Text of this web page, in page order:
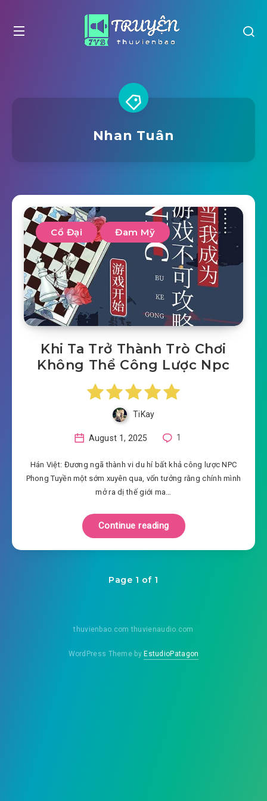
Nhan Tuân
Cổ Đại Đam Mỹ
Khi Ta Trở Thành Trò Chơi
Không Thể Công Lược Npc
TiKay
August 1, 2025 1
Hán Việt: Đương ngã thành vi du hí bất khả công lược NPC
Phong Tuyền một sớm xuyên qua, vốn tưởng rằng chính mình
mở ra dị thế giới ma…
Continue reading
Page 1 of 1
thuvienbao.com thuvienaudio.com
WordPress Theme byEstudioPatagon